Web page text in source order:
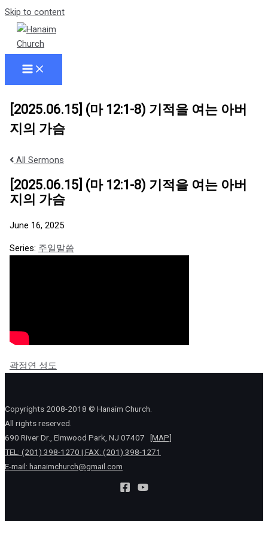
Skip to content
[2025.06.15] (마 12:1-8) 기적을 여는 아버
지의 가슴
All Sermons
[2025.06.15] (마 12:1-8) 기적을 여는 아버
지의 가슴
June 16, 2025
Series: 주일말씀
곽정연 성도
Copyrights 2008-2018 © Hanaim Church.
All rights reserved.
690 River Dr., Elmwood Park, NJ 07407
[MAP]
TEL: (201) 398-1270 | FAX: (201) 398-1271
E-mail: hanaimchurch@gmail.com